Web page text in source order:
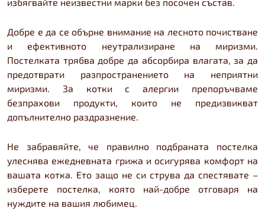
Добре е да се обърне внимание на лесното почистване
и ефективното неутрализиране на миризми.
Постелката трябва добре да абсорбира влагата, за да
предотврати разпространението на неприятни
миризми. За котки с алергии препоръчваме
безпрахови продукти, които не предизвикват
допълнително раздразнение.
Не забравяйте, че правилно подбраната постелка
улеснява ежедневната грижа и осигурява комфорт на
вашата котка. Ето защо не си струва да спестявате –
изберете постелка, която най-добре отговаря на
нуждите на вашия любимец.